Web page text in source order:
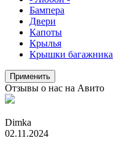
Бампера
Двери
Капоты
Крылья
Крышки багажника
Отзывы о нас на Авито
Dimka
02.11.2024